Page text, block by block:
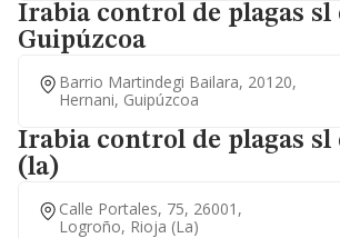
Irabia control de plagas sl
Guipúzcoa
Barrio Martindegi Bailara, 20120,
Hernani, Guipúzcoa
Irabia control de plagas sl
(la)
Calle Portales, 75, 26001,
Logroño, Rioja (la)